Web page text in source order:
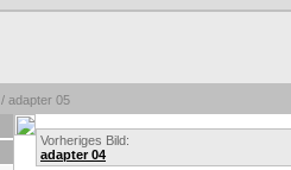
/ adapter 05
Vorheriges Bild:
adapter 04